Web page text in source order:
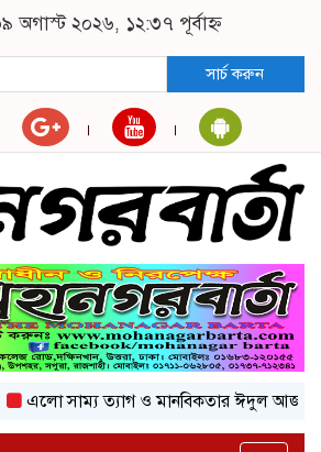
অগাস্ট ২০২৬, ১২:৩৭ পূর্বাহ্ন
সার্চ করুন
এলো সাম্য ত্যাগ ও মানবিকতার ঈদুল আজহা